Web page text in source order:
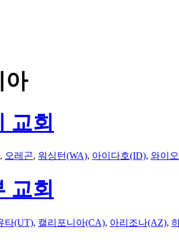
아
교회
, 오레곤, 워싱턴(WA), 아이다호(ID), 와이
교회
타(UT), 캘리포니아(CA), 아리조나(AZ),